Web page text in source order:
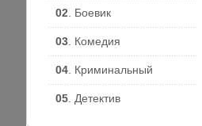
02 . Боевик
03 . Комедия
04 . Криминальный
05 . Детектив